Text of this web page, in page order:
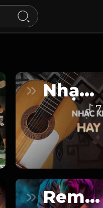
Nhạc Không Lời
7
Remix/Non Stop